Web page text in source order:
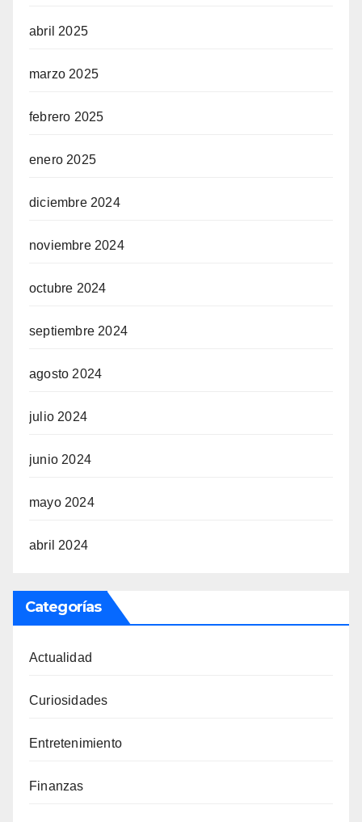
abril 2025
marzo 2025
febrero 2025
enero 2025
diciembre 2024
noviembre 2024
octubre 2024
septiembre 2024
agosto 2024
julio 2024
junio 2024
mayo 2024
abril 2024
Categorías
Actualidad
Curiosidades
Entretenimiento
Finanzas